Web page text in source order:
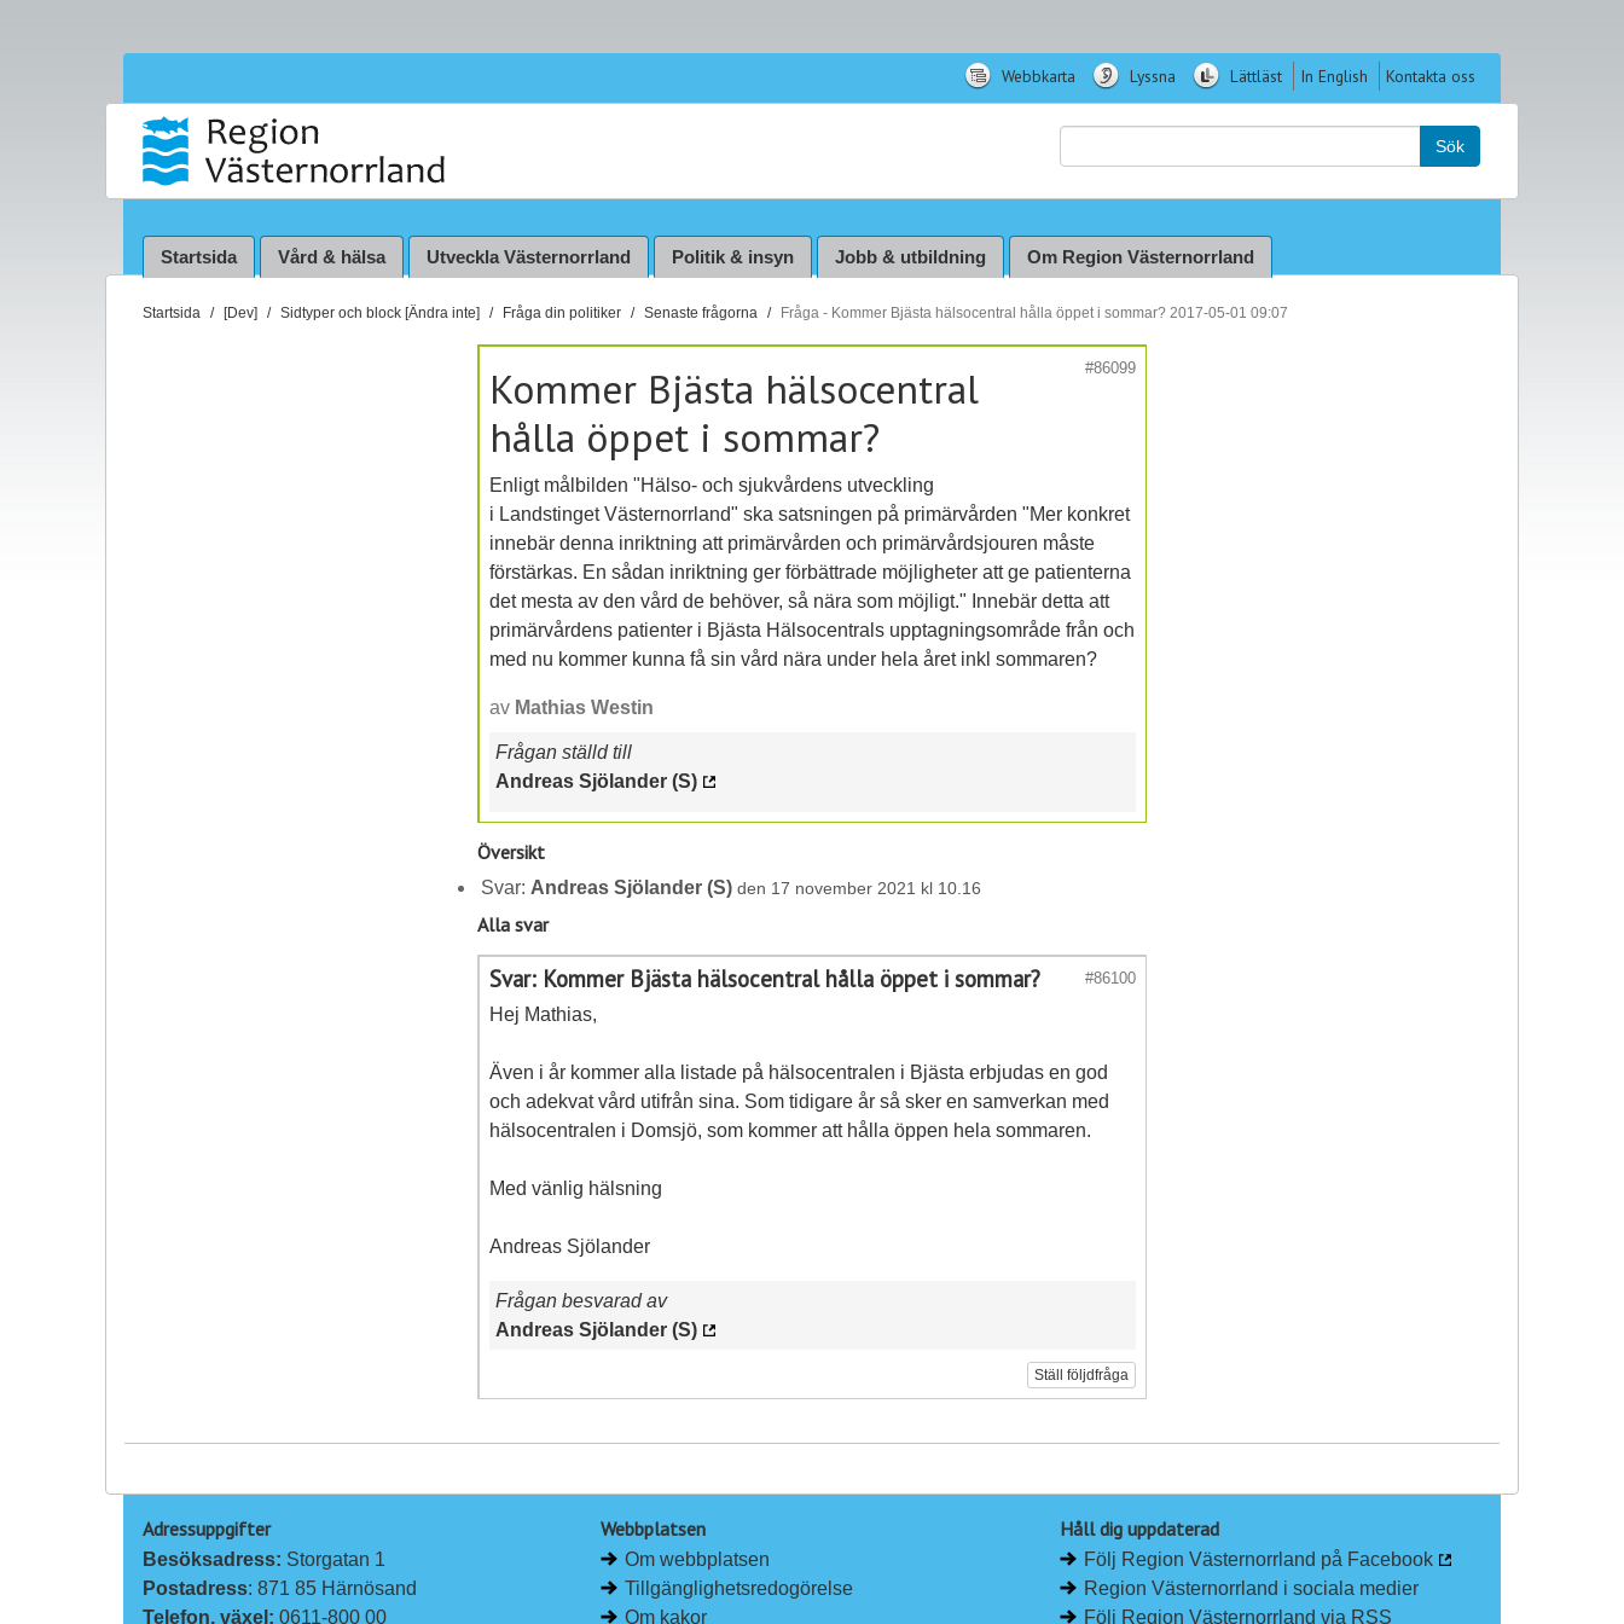
Webbkarta Lyssna Lättläst In English Kontakta oss
Sök
Startsida Vård & hälsa Utveckla Västernorrland Politik & insyn Jobb & utbildning Om Region Västernorrland
D
Startsida [Dev] Sidtyper och block [Ändra inte] Fråga din politiker Senaste frågorna Fråga - Kommer Bjästa hälsocentral hålla öppet i sommar? 2017-05-01 09:07
#86099
Kommer Bjästa hälsocentral
hålla öppet i sommar?
Enligt målbilden "Hälso‐ och sjukvårdens utveckling
i Landstinget Västernorrland" ska satsningen på primärvården "Mer konkret
innebär denna inriktning att primärvården och primärvårdsjouren måste
förstärkas. En sådan inriktning ger förbättrade möjligheter att ge patienterna
det mesta av den vård de behöver, så nära som möjligt." Innebär detta att
primärvårdens patienter i Bjästa Hälsocentrals upptagningsområde från och
med nu kommer kunna få sin vård nära under hela året inkl sommaren?
av Mathias Westin
Frågan ställd till
Andreas Sjölander (S)
Översikt
Svar: Andreas Sjölander (S) den 17 november 2021 kl 10.16
Alla svar
#86100
Svar: Kommer Bjästa hälsocentral hålla öppet i sommar?
Hej Mathias,
Även i år kommer alla listade på hälsocentralen i Bjästa erbjudas en god
och adekvat vård utifrån sina. Som tidigare år så sker en samverkan med
hälsocentralen i Domsjö, som kommer att hålla öppen hela sommaren.
Med vänlig hälsning
Andreas Sjölander
Frågan besvarad av
Andreas Sjölander (S)
Ställ följdfråga
Adressuppgifter
Besöksadress: Storgatan 1
Postadress: 871 85 Härnösand
Telefon, växel: 0611-800 00
Webbplatsen
Om webbplatsen
Tillgänglighetsredogörelse
Om kakor
Håll dig uppdaterad
Följ Region Västernorrland på Facebook
Region Västernorrland i sociala medier
Följ Region Västernorrland via RSS